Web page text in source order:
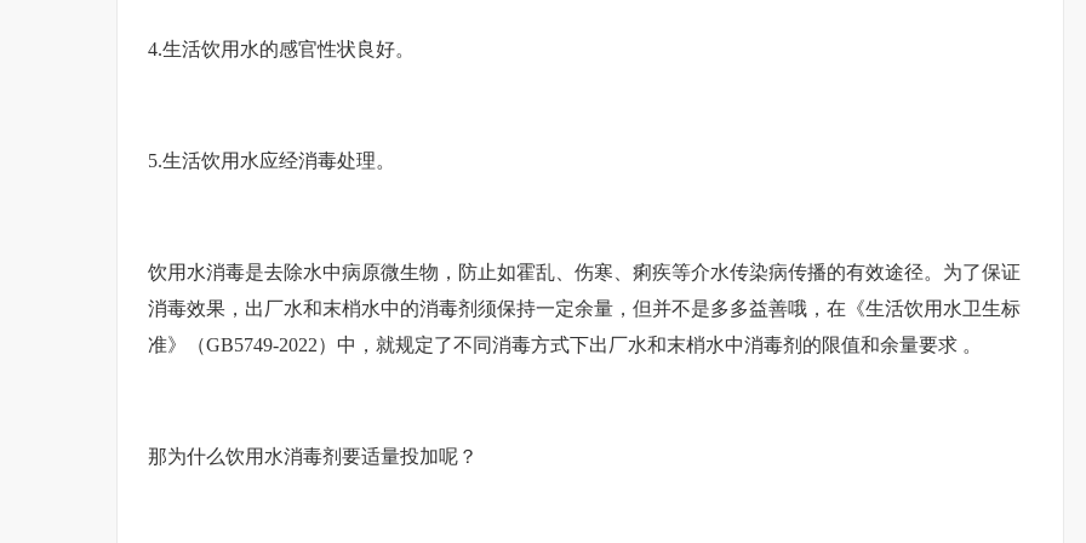
4.生活饮用水的感官性状良好。
5.生活饮用水应经消毒处理。
饮用水消毒是去除水中病原微生物，防止如霍乱、伤寒、痢疾等介水传染病传播的有效途径。为了保证
消毒效果，出厂水和末梢水中的消毒剂须保持一定余量，但并不是多多益善哦，在《生活饮用水卫生标
准》（GB5749-2022）中，就规定了不同消毒方式下出厂水和末梢水中消毒剂的限值和余量要求 。
那为什么饮用水消毒剂要适量投加呢？